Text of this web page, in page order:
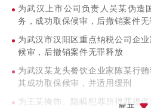
为武汉上市公司负责人吴某伪造
务，成功取保候审，后撤销案件
为武汉市汉阳区重点纳税公司企
候审，后撤销案件无罪释放
为武汉某龙头餐饮企业家陈某行
其成功取保候审，并适用缓刑
为王某掩饰、隐瞒犯罪所得罪提